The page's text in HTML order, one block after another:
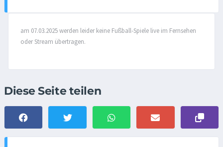
am 07.03.2025 werden leider keine Fußball-Spiele live im Fernsehen
oder Stream übertragen.
Diese Seite teilen